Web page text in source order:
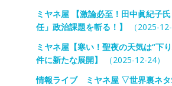
ミヤネ屋 【激論必至！田中眞紀子
任」政治課題を斬る！】
（2025-12-
ミヤネ屋【寒い！聖夜の天気は“下
件に新たな展開】
（2025-12-24）
情報ライブ ミヤネ屋 ▽世界裏ネタ